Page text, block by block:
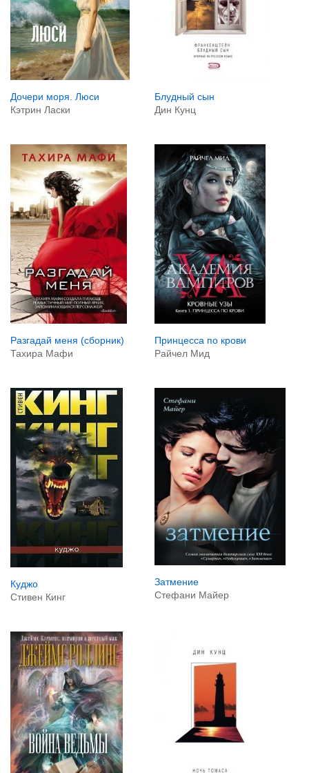
Дочери моря. Люси
Кэтрин Ласки
Блудный сын
Дин Кунц
Разгадай меня (сборник)
Тахира Мафи
Принцесса по крови
Райчел Мид
Куджо
Стивен Кинг
Затмение
Стефани Майер